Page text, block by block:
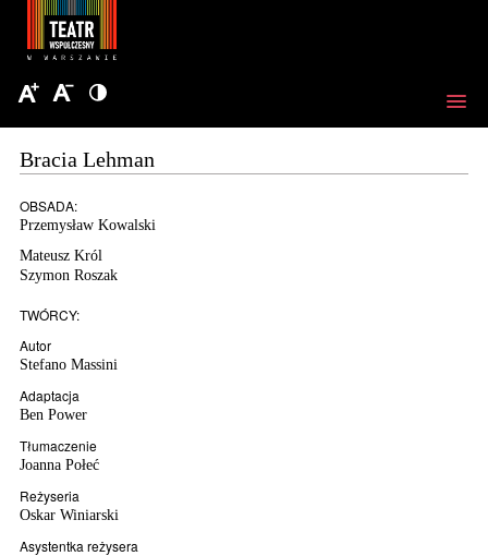
Bracia Lehman
OBSADA:
Przemysław Kowalski
Mateusz Król
Szymon Roszak
TWÓRCY:
Autor
Stefano Massini
Adaptacja
Ben Power
Tłumaczenie
Joanna Połeć
Reżyseria
Oskar Winiarski
Asystentka reżysera